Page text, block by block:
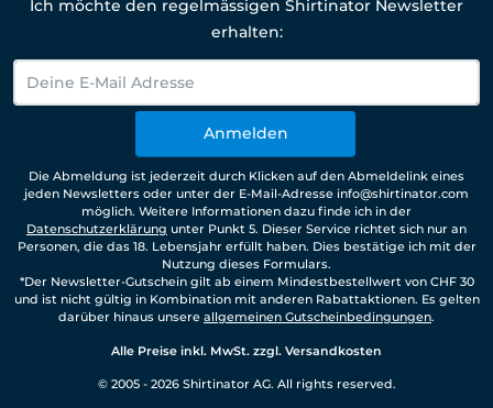
Ich möchte den regelmässigen Shirtinator Newsletter
erhalten:
Anmelden
Die Abmeldung ist jederzeit durch Klicken auf den Abmeldelink eines
jeden Newsletters oder unter der E-Mail-Adresse info@shirtinator.com
möglich. Weitere Informationen dazu finde ich in der
Datenschutzerklärung unter Punkt 5. Dieser Service richtet sich nur an
Personen, die das 18. Lebensjahr erfüllt haben. Dies bestätige ich mit der
Nutzung dieses Formulars.
*Der Newsletter-Gutschein gilt ab einem Mindestbestellwert von CHF 30
und ist nicht gültig in Kombination mit anderen Rabattaktionen. Es gelten
darüber hinaus unsere allgemeinen Gutscheinbedingungen.
Alle Preise inkl. MwSt. zzgl. Versandkosten
© 2005 - 2026 Shirtinator AG. All rights reserved.